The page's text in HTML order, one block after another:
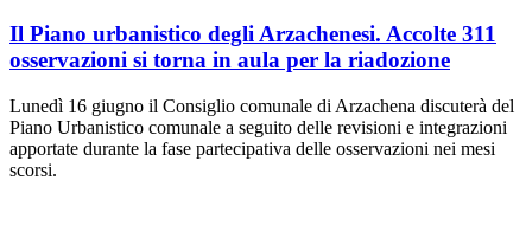
Il Piano urbanistico degli Arzachenesi. Accolte 311
osservazioni si torna in aula per la riadozione
Lunedì 16 giugno il Consiglio comunale di Arzachena discuterà del
Piano Urbanistico comunale a seguito delle revisioni e integrazioni
apportate durante la fase partecipativa delle osservazioni nei mesi
scorsi.